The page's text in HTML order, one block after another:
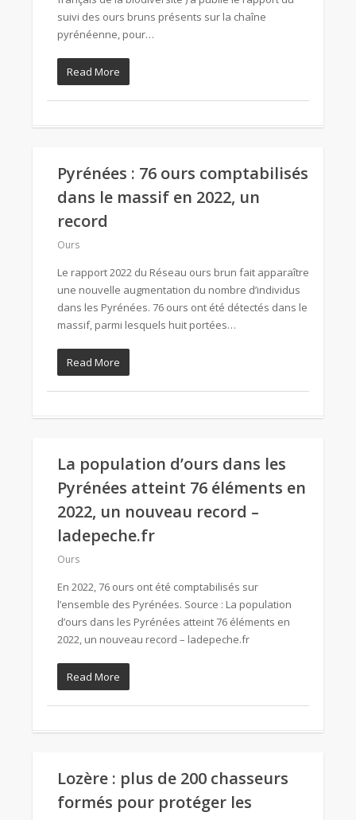
suivi des ours bruns présents sur la chaîne
pyrénéenne, pour…
Read More
Pyrénées : 76 ours comptabilisés
dans le massif en 2022, un
record
Ours
Le rapport 2022 du Réseau ours brun fait apparaître
une nouvelle augmentation du nombre d’individus
dans les Pyrénées. 76 ours ont été détectés dans le
massif, parmi lesquels huit portées…
Read More
La population d’ours dans les
Pyrénées atteint 76 éléments en
2022, un nouveau record –
ladepeche.fr
Ours
En 2022, 76 ours ont été comptabilisés sur
l’ensemble des Pyrénées. Source : La population
d’ours dans les Pyrénées atteint 76 éléments en
2022, un nouveau record – ladepeche.fr
Read More
Lozère : plus de 200 chasseurs
formés pour protéger les